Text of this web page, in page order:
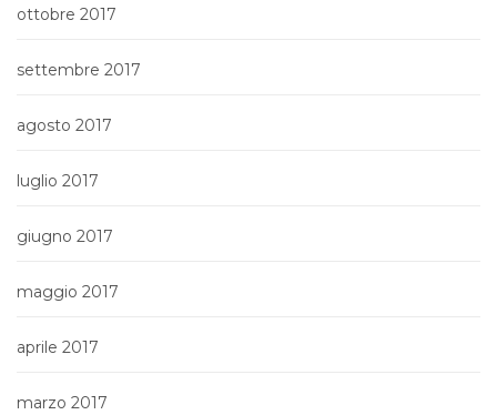
ottobre 2017
settembre 2017
agosto 2017
luglio 2017
giugno 2017
maggio 2017
aprile 2017
marzo 2017